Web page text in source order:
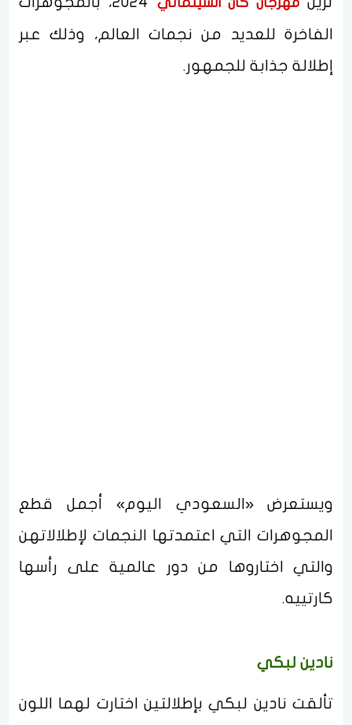
الفاخرة للعديد من نجمات العالم، وذلك عبر
إطلالة جذابة للجمهور.
ويستعرض «السعودي اليوم» أجمل قطع
المجوهرات التي اعتمدتها النجمات لإطلالاتهن
والتي اختاروها من دور عالمية على رأسها
كارتييه.
نادين لبكي
تألقت نادين لبكي بإطلالتين اختارت لهما اللون